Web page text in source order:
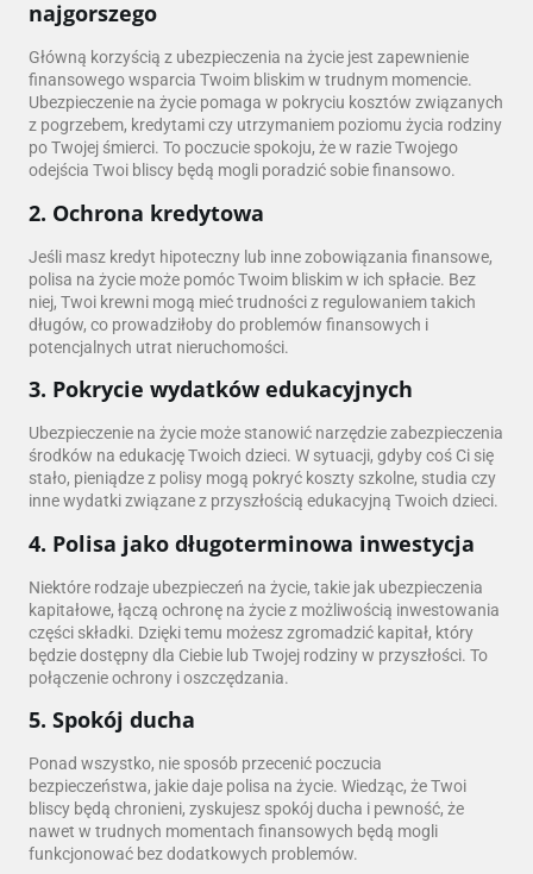
najgorszego
Główną korzyścią z ubezpieczenia na życie jest zapewnienie
finansowego wsparcia Twoim bliskim w trudnym momencie.
Ubezpieczenie na życie pomaga w pokryciu kosztów związanych
z pogrzebem, kredytami czy utrzymaniem poziomu życia rodziny
po Twojej śmierci. To poczucie spokoju, że w razie Twojego
odejścia Twoi bliscy będą mogli poradzić sobie finansowo.
2. Ochrona kredytowa
Jeśli masz kredyt hipoteczny lub inne zobowiązania finansowe,
polisa na życie może pomóc Twoim bliskim w ich spłacie. Bez
niej, Twoi krewni mogą mieć trudności z regulowaniem takich
długów, co prowadziłoby do problemów finansowych i
potencjalnych utrat nieruchomości.
3. Pokrycie wydatków edukacyjnych
Ubezpieczenie na życie może stanowić narzędzie zabezpieczenia
środków na edukację Twoich dzieci. W sytuacji, gdyby coś Ci się
stało, pieniądze z polisy mogą pokryć koszty szkolne, studia czy
inne wydatki związane z przyszłością edukacyjną Twoich dzieci.
4. Polisa jako długoterminowa inwestycja
Niektóre rodzaje ubezpieczeń na życie, takie jak ubezpieczenia
kapitałowe, łączą ochronę na życie z możliwością inwestowania
części składki. Dzięki temu możesz zgromadzić kapitał, który
będzie dostępny dla Ciebie lub Twojej rodziny w przyszłości. To
połączenie ochrony i oszczędzania.
5. Spokój ducha
Ponad wszystko, nie sposób przecenić poczucia
bezpieczeństwa, jakie daje polisa na życie. Wiedząc, że Twoi
bliscy będą chronieni, zyskujesz spokój ducha i pewność, że
nawet w trudnych momentach finansowych będą mogli
funkcjonować bez dodatkowych problemów.